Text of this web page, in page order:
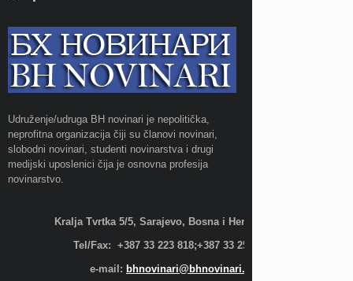
Udruženje/udruga BH novinari je nepolitička,
neprofitna organizacija čiji su članovi novinari,
slobodni novinari, studenti novinarstva i drugi
medijski uposlenici čija je osnovna profesija
novinarstvo.
Kralja Tvrtka 5/5, Sarajevo, Bosna i Hercegovina;
Tel/Fax: +387 33 223 818;+387 33 255 600
e-mail: bhnovinari@bhnovinari.ba